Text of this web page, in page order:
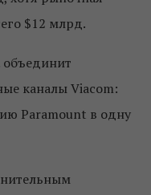
$12 млрд.
объединит
каналы Viacom:
Paramount в одну